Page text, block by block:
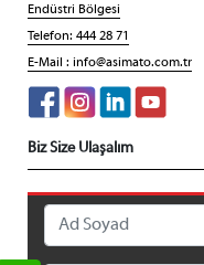
Endüstri Bölgesi
Telefon: 444 28 71
E-Mail : info@asimato.com.tr
Biz Size Ulaşalım